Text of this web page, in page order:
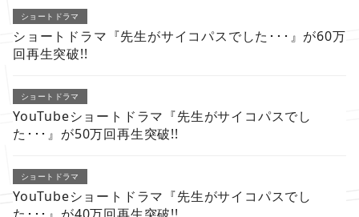
ショートドラマ
ショートドラマ『先生がサイコパスでした･･･』が60万
回再生突破!!
ショートドラマ
YouTubeショートドラマ『先生がサイコパスでし
た･･･』が50万回再生突破!!
ショートドラマ
YouTubeショートドラマ『先生がサイコパスでし